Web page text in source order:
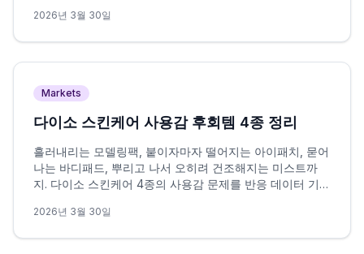
2026년 3월 30일
Markets
다이소 스킨케어 사용감 후회템 4종 정리
흘러내리는 모델링팩, 붙이자마자 떨어지는 아이패치, 묻어
나는 바디패드, 뿌리고 나서 오히려 건조해지는 미스트까
지. 다이소 스킨케어 4종의 사용감 문제를 반응 데이터 기반
2026년 3월 30일